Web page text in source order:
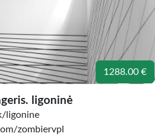
1288.00 €
ligoninė
ligonine
zombiervpl